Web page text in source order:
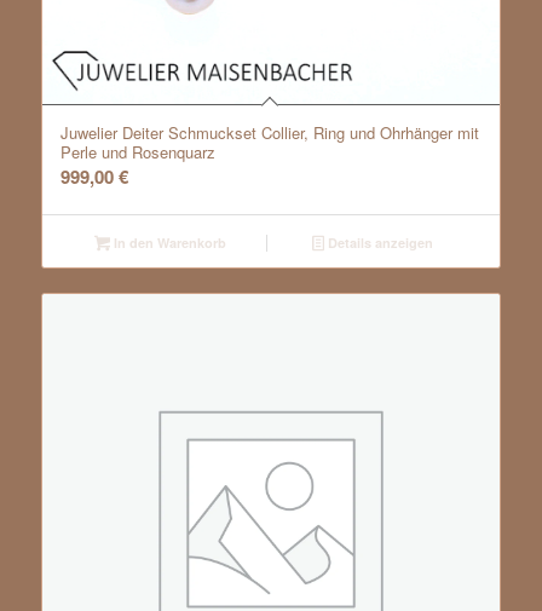
Juwelier Deiter Schmuckset Collier, Ring und Ohrhänger mit
Perle und Rosenquarz
999,00€
In den Warenkorb Details anzeigen